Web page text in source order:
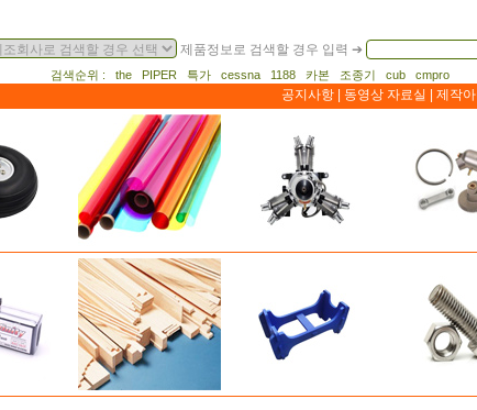
제품정보로 검색할 경우 입력 ➔
검색순위 : the PIPER 특가 cessna 1188 카본 조종기 cub cmpro
공지사항 동영상 자료실 제작